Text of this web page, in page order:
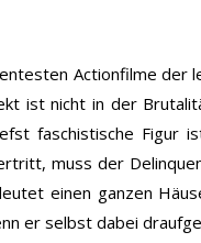
Actionfilme der
ist nicht in der
faschistische
muss der
einen ganzen
er selbst dabei